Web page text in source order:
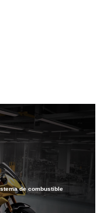
de combustible